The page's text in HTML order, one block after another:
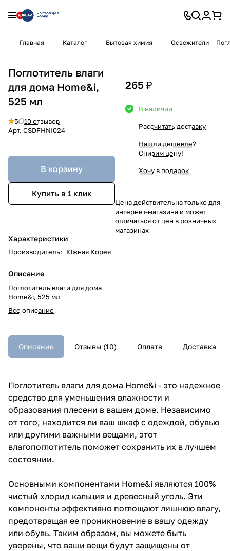
Главная Каталог Бытовая химия Освежители
Поглотитель влаги
для дома Home&i,
525 мл
5
10 отзывов
Арт. CSDFHNI024
В корзину
Купить в 1 клик
Характеристики
Производитель: Южная Корея
Описание
Поглотитель влаги для дома
Home&i, 525 мл
Все описание
265 ₽
В наличии
Рассчитать доставку
Нашли дешевле?
Снизим цену!
Хочу в подарок
Цена действительна только для
интернет-магазина и может
отличаться от цен в розничных
магазинах
Описание Отзывы (10) Оплата Доставка
Поглотитель влаги для дома Home&i - это надежное
средство для уменьшения влажности и
образования плесени в вашем доме. Независимо
от того, находится ли ваш шкаф с одеждой, обувью
или другими важными вещами, этот
влагопоглотитель поможет сохранить их в лучшем
состоянии.
Основными компонентами Home&i являются 100%
чистый хлорид кальция и древесный уголь. Эти
компоненты эффективно поглощают лишнюю влагу,
предотвращая ее проникновение в вашу одежду
или обувь. Таким образом, вы можете быть
уверены, что ваши вещи будут защищены от